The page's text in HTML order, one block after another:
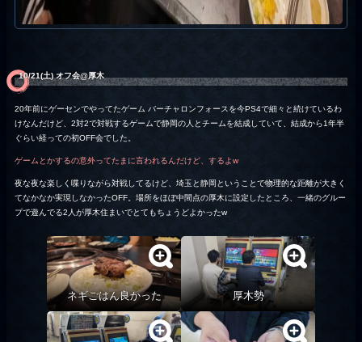
10/21(土) オフ会@厚木
20年前にゲーセンでやってたゲーム バーチャロンフォースを今PS4で細々と続けているわ
けなんだけど、2対2で対戦するゲームで静岡の人とチームを結成していて、結成から1年半
ぐらい経っての初OFF会でした。
ゲームとかするの意外ってたまに言われるんだけど、するよw
夜な夜な楽しく喋りながら対戦してるけど、埼玉と静岡ということで物理的な距離が大きく
てなかなか実現しなかったOFF。場所をほぼ中間点の厚木に設定したところ、一緒のグルー
プで遊んでる2人が厚木住まいでとてもちょうどよかったw
ネギごはん良かった 厚木勢